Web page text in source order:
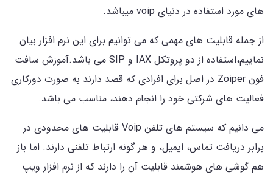
های مورد استفاده در دنیای voip میباشد.
از جمله قابلیت های مهمی که می توانیم برای این نرم افزار بیان
نماییم،استفاده از دو پروتکل IAX و SIP می باشد.آموزش سافت
فون Zoiper در اصل برای افرادی که قصد دارند به صورت دورکاری
فعالیت های شرکتی خود را انجام دهند، مناسب می باشد.
می دانیم که سیستم های تلفن Voip قابلیت های محدودی در
برابر دریافت تماس، ایمیل، و هر گونه ارتباط تلفنی دارند. اما باز
هم گوشی های هوشمند قابلیت آن را دارند که از نرم افزار ویپ